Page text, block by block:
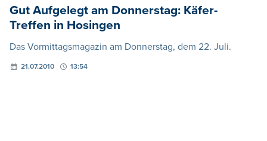
Gut Aufgelegt am Donnerstag: Käfer-
Treffen in Hosingen
Das Vormittagsmagazin am Donnerstag, dem 22. Juli.
21.07.2010 13:54